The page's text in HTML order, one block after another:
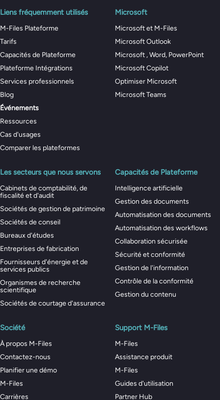
Liens fréquemment utilisés
M-Files Plateforme
Tarifs
Capacités de Plateforme
Plateforme Intégrations
Services professionnels
Blog
Événements
Ressources
Cas d'usages
Comparer les plateformes
Microsoft
Microsoft et M-Files
Microsoft Outlook
Microsoft , Word, PowerPoint
Microsoft Copilot
Optimiser Microsoft
Microsoft Teams
Les secteurs que nous servons
Cabinets de comptabilité, de
fiscalité et d'audit
Sociétés de gestion de patrimoine
Sociétés de conseil
Bureaux d'études
Entreprises de fabrication
Fournisseurs d'énergie et de
services publics
Organismes de recherche
scientifique
Sociétés de courtage d'assurance
Capacités de Plateforme
Intelligence artificielle
Gestion des documents
Automatisation des documents
Automatisation des workflows
Collaboration sécurisée
Sécurité et conformité
Gestion de l'information
Contrôle de la conformité
Gestion du contenu
Société
À propos M-Files
Contactez-nous
Planifier une démo
M-Files
Carrières
Support M-Files
M-Files
Assistance produit
M-Files
Guides d'utilisation
Partner Hub